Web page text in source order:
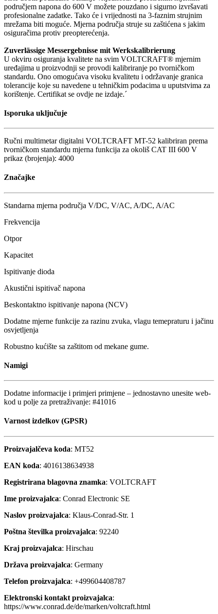
područjem napona do 600 V možete pouzdano i sigurno izvršavati
profesionalne zadatke. Tako će i vrijednosti na 3-faznim strujnim
mrežama biti moguće. Mjerna područja struje su zaštićena s jakim
osiguračima protiv preopterećenja.
Zuverlässige Messergebnisse mit Werkskalibrierung
U okviru osiguranja kvalitete na svim VOLTCRAFT® mjernim
uređajima u proizvodnji se provodi kalibriranje po tvorničkom
standardu. Ono omogućava visoku kvalitetu i održavanje granica
tolerancije koje su navedene u tehničkim podacima u uputstvima za
korištenje. Certifikat se ovdje ne izdaje.´
Isporuka uključuje
Ručni multimetar digitalni VOLTCRAFT MT-52 kalibriran prema
tvorničkom standardu mjerna funkcija za okoliš CAT III 600 V
prikaz (brojenja): 4000
Značajke
Standarna mjerna područja V/DC, V/AC, A/DC, A/AC
Frekvencija
Otpor
Kapacitet
Ispitivanje dioda
Akustični ispitivač napona
Beskontaktno ispitivanje napona (NCV)
Dodatne mjerne funkcije za razinu zvuka, vlagu temepraturu i jačinu
osvjetljenja
Robustno kućište sa zaštitom od mekane gume.
Namigi
Dodatne informacije i primjeri primjene – jednostavno unesite web-
kod u polje za pretraživanje: #41016
Varnost izdelkov (GPSR)
Proizvajalčeva koda: MT52
EAN koda: 4016138634938
Registrirana blagovna znamka: VOLTCRAFT
Ime proizvajalca: Conrad Electronic SE
Naslov proizvajalca: Klaus-Conrad-Str. 1
Poštna številka proizvajalca: 92240
Kraj proizvajalca: Hirschau
Država proizvajalca: Germany
Telefon proizvajalca: +499604408787
Elektronski kontakt proizvajalca:
https://www.conrad.de/de/marken/voltcraft.html